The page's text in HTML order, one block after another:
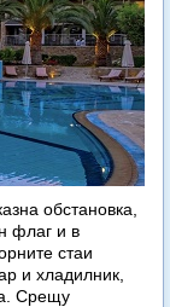
обстановка,
флаг и в
стаи
и хладилник,
Срещу